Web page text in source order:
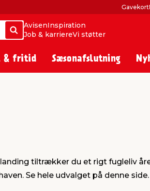
Søg
Søg
AvisenInspiration
Job & karriereVi støtter
Gavekort
& fritid Sæsonafslutning
tiltrækker du et rigt fugleliv
Se hele udvalget på denne side.